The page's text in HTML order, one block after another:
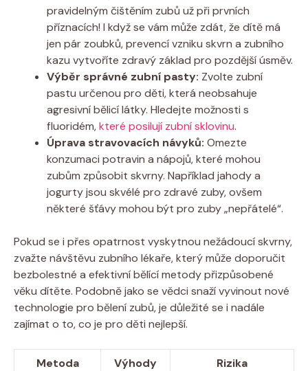
pravidelným čištěním zubů už při prvních
příznacích! I když se vám může zdát, že dítě má
jen pár zoubků, prevencí vzniku skvrn a zubního
kazu vytvoříte zdravý základ pro pozdější úsměv.
Výběr správné zubní pasty: Zvolte zubní
pastu určenou pro děti, která neobsahuje
agresivní bělicí látky. Hledejte možnosti s
fluoridém,které posilují zubní sklovinu.
Úprava stravovacích návyků: Omezte
konzumaci potravin a nápojů, které mohou
zubům způsobit skvrny. Například jahody a
jogurty jsou skvélé pro zdravé zuby, ovšem
některé šťávy mohou být pro zuby „nepřátelé“.
Pokud se i přes opatrnost vyskytnou nežádoucí skvrny,
zvažte návštěvu zubního lékaře, který může doporučit
bezbolestné a efektivní bělící metody přizpůsobené
věku dítěte. Podobně jako se vědci snaží vyvinout nové
technologie pro bělení zubů, je důležité se i nadále
zajímat o to, co je pro děti nejlepší.
Metoda Výhody
Rizika